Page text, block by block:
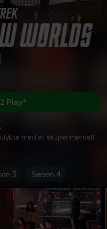
med et eksperimentelt
Play*
3 Sæson 4